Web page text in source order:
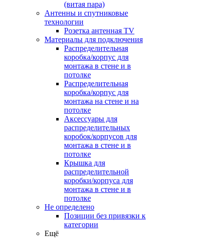
(витая пара)
Антенны и спутниковые
технологии
Розетка антенная TV
Материалы для подключения
Распределительная
коробка/корпус для
монтажа в стене и в
потолке
Распределительная
коробка/корпус для
монтажа на стене и на
потолке
Аксессуары для
распределительных
коробок/корпусов для
монтажа в стене и в
потолке
Крышка для
распределительной
коробки/корпуса для
монтажа в стене и в
потолке
Не определено
Позиции без привязки к
категории
Ещё